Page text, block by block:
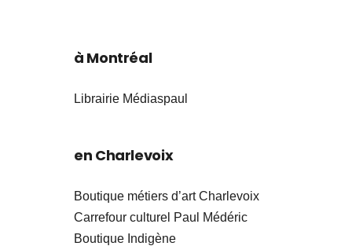
à Montréal
Librairie Médiaspaul
en Charlevoix
Boutique métiers d’art Charlevoix
Carrefour culturel Paul Médéric
Boutique Indigène